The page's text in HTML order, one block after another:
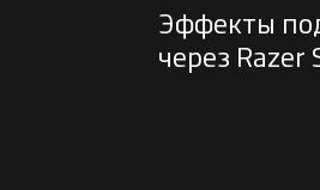
Эффекты
через Razer